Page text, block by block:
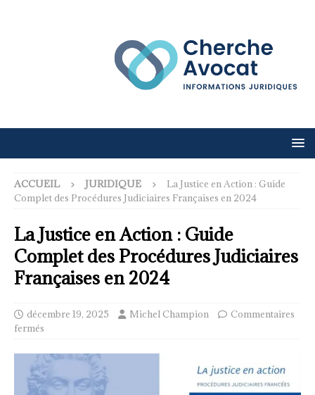
ACCUEIL JURIDIQUE
La Justice en Action : Guide
Complet des Procédures Judiciaires Françaises en 2024
La Justice en Action : Guide
Complet des Procédures Judiciaires
Françaises en 2024
décembre 19, 2025 Michel Champion
Commentaires
fermés